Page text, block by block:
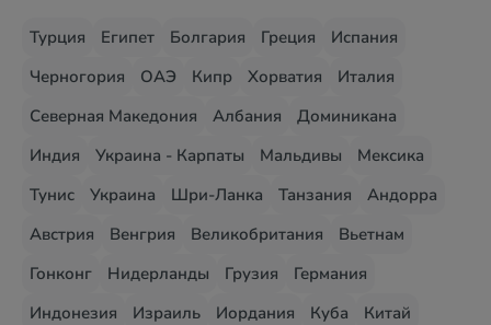
Турция Египет Болгария Греция
Испания
Черногория
ОАЭ Кипр Хорватия
Италия
Северная Македония
Албания
Доминикана
Индия
Украина - Карпаты Мальдивы
Мексика
Тунис
Украина Шри-Ланка Танзания
Андорра
Австрия
Венгрия Великобритания
Вьетнам
Гонконг
Нидерланды Грузия
Германия
Индонезия
Израиль Иордания Куба
Китай